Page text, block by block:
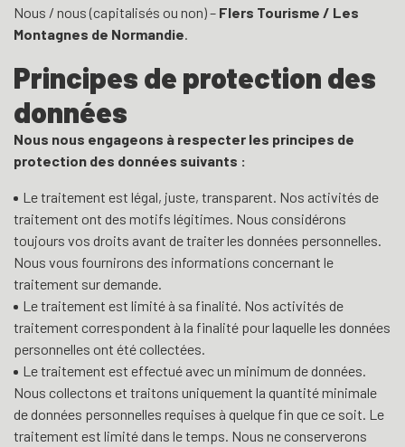
Nous / nous (capitalisés ou non) – Flers Tourisme / Les
Montagnes de Normandie
Principes de protection des
données
Nous nous engageons à respecter les principes de
protection des données suivants :
Le traitement est légal, juste, transparent. Nos activités de
traitement ont des motifs légitimes. Nous considérons
toujours vos droits avant de traiter les données personnelles.
Nous vous fournirons des informations concernant le
traitement sur demande.
Le traitement est limité à sa finalité. Nos activités de
traitement correspondent à la finalité pour laquelle les données
personnelles ont été collectées.
Le traitement est effectué avec un minimum de données.
Nous collectons et traitons uniquement la quantité minimale
de données personnelles requises à quelque fin que ce soit. Le
traitement est limité dans le temps. Nous ne conserverons